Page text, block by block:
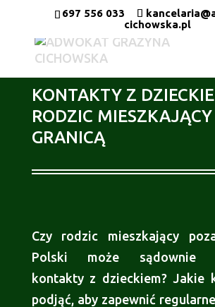
697 556 033
cichowska.pl
KONTAKTY Z
RODZIC
GRANICĄ
Czy rodzic mieszkający
Polski może sądownie
kontakty z dzieckiem? Jakie
podjąć, aby zapewnić